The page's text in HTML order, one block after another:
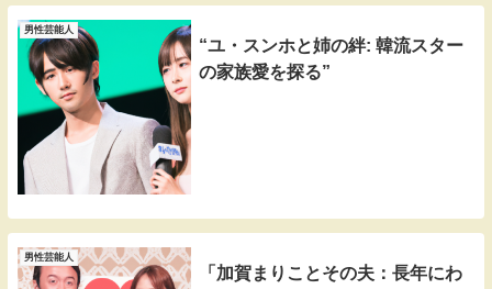
男性芸能人
“ユ・スンホと姉の絆: 韓流スター
の家族愛を探る”
男性芸能人
「加賀まりことその夫：長年にわ